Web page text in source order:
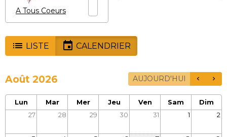
A Tous Coeurs
LISTE CALENDRIER
Août 2026 AUJOURD'HUI
Lun Mar Mer Jeu Ven Sam
Dim
27
28 29 30 31 1 2